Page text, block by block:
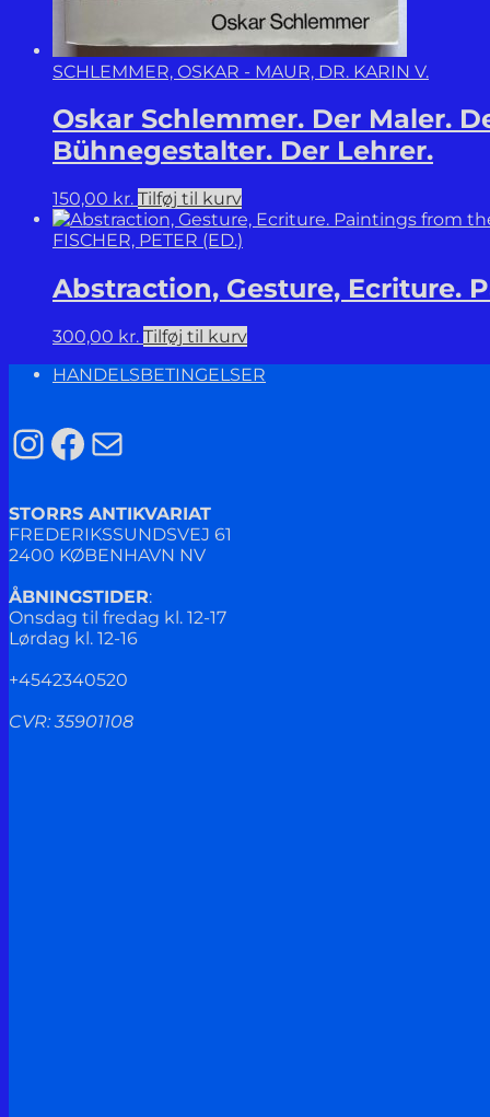
SCHLEMMER, OSKAR - MAUR, DR. KARIN V.
Oskar Schlemmer. Der Maler.
Bühnegestalter. Der Lehrer.
150,00 kr. Tilføj til kurv
FISCHER, PETER (ED.)
Abstraction, Gesture, Ecriture.
300,00 kr. Tilføj til kurv
HANDELSBETINGELSER
Instagram
Facebook
Mail
STORRS ANTIKVARIAT
FREDERIKSSUNDSVEJ 61
2400 KØBENHAVN NV
ÅBNINGSTIDER:
Onsdag til fredag kl. 12-17
Lørdag kl. 12-16
+4542340520
CVR: 35901108